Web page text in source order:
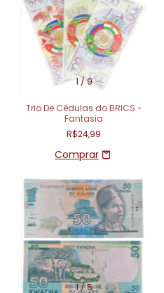
1 /9
Trio De Cédulas do BRICS -
Fantasia
R$24,99
1/5